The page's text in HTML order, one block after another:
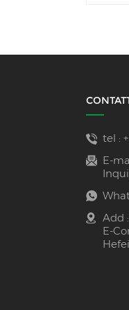
tel :
E-
Add
E-